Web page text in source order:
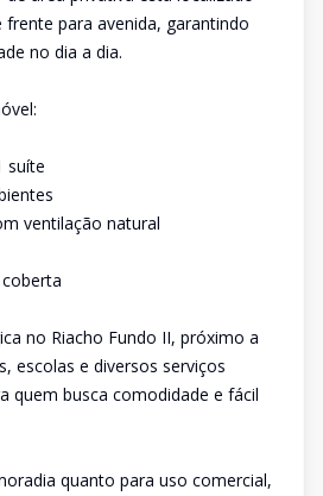
para avenida, garantindo
no dia a dia.
suíte
ventilação natural
no Riacho Fundo II, próximo a
escolas e diversos serviços
quem busca comodidade e fácil
quanto para uso comercial,